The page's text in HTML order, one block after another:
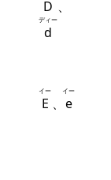
D 、
d
ディー
E
イー
、 e
イー